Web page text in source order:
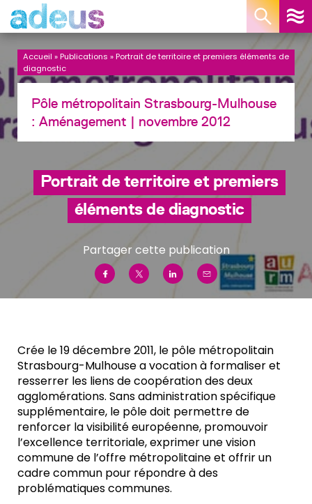
Accueil »Publications »Portrait de territoire et premiers éléments de
diagnostic
Pôle métropolitain Strasbourg-Mulhouse
: Aménagement | novembre 2012
Portrait de territoire et premiers
éléments de diagnostic
Partager cette publication
Crée le 19 décembre 2011, le pôle métropolitain
Strasbourg-Mulhouse a vocation à formaliser et
resserrer les liens de coopération des deux
agglomérations. Sans administration spécifique
supplémentaire, le pôle doit permettre de
renforcer la visibilité européenne, promouvoir
l’excellence territoriale, exprimer une vision
commune de l’offre métropolitaine et offrir un
cadre commun pour répondre à des
problématiques communes.
Panneau de gestion des cookies